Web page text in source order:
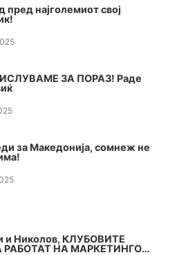
пред најголемиот свој
ЗА ПОРАЗ! Раде
за Македонија, сомнеж не
и Николов, КЛУБОВИТЕ
РАБОТАТ НА МАРКЕТИНГОТ,